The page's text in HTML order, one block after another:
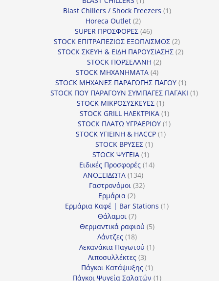
προϊόν
Blast Chillers / Shock Freezers 11
Horeca Outlet 22
προϊόντα
SUPER ΠΡΟΣΦΟΡΕΣ 4646
προϊόντα
STOCK ΕΠΙΤΡΑΠΕΖΙΟΣ ΕΞΟΠΛΙΣΜΟΣ 22
προϊόντα
STOCK ΣΚΕΥΗ & ΕΙΔΗ ΠΑΡΟΥΣΙΑΣΗΣ 22
STOCK ΠΟΡΣΕΛΑΝΗ 22
STOCK ΜΗΧΑΝΗΜΑΤΑ 44
προϊόντα
STOCK ΜΗΧΑΝΕΣ ΠΑΡΑΓΩΓΗΣ ΠΑΓΟΥ 11
προϊόν
STOCK ΠΟΥ ΠΑΡΑΓΟΥΝ ΣΥΜΠΑΓΕΣ ΠΑΓΑΚΙ 11
STOCK ΜΙΚΡΟΣΥΣΚΕΥΕΣ 11
προϊόν
STOCK GRILL ΗΛΕΚΤΡΙΚΑ 11
προϊόν
STOCK ΠΛΑΤΩ ΥΓΡΑΕΡΙΟΥ 11
STOCK ΥΓΙΕΙΝΗ & HACCP 11
STOCK ΒΡΥΣΕΣ 11
STOCK ΨΥΓΕΙΑ 11
προϊόν
Ειδικές Προσφορές 1414
ΑΝΟΞΕΙΔΩΤΑ 134134
προϊόντα
Γαστρονόμοι 3232
Ερμάρια 22
προϊόντα
Ερμάρια Καφέ | Bar Stations 11
Θάλαμοι 77
προϊόντα
Θερμαντικά ραφιού 55
Λάντζες 1818
προϊόντα
Λεκανάκια Παγωτού 11
Λιποσυλλέκτες 33
προϊόντα
Πάγκοι Κατάψυξης 11
προϊόν
Πάγκοι Ψυγεία Σαλατών 11